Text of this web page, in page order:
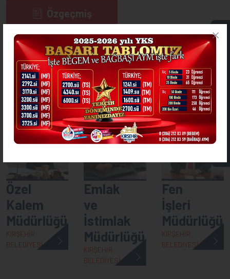
Özgeçmiş
Görevleri Dosyalar
Kırşehir Belediyesi
DİĞER MÜDÜRLÜKLER
Özel
Kalem
Müdürlüğü
KIRŞEHİR
BELEDİYESİ
Emlak
ve
İstimlak
Müdürlüğü
KIRŞEHİR
BELEDİYESİ
Fen
İşleri
Müdürlüğü
KIRŞEHİR
BELEDİYESİ
ONLİNE İŞLEMLER